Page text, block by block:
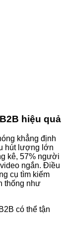
hiệu quả
khẳng định
hút lượng lớn
kê, 57% người
ngắn. Điều
cụ tìm kiếm
thống như
có thể tận